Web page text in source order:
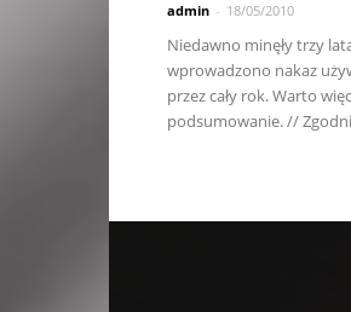
admin - 18/05/2010
Niedawno minęły trzy
wprowadzono nakaz
przez cały rok. Warto
podsumowanie. //